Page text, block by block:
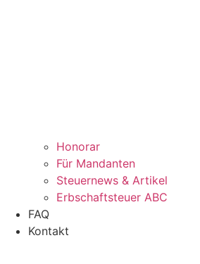
Honorar
Für Mandanten
Steuernews & Artikel
Erbschaftsteuer ABC
FAQ
Kontakt